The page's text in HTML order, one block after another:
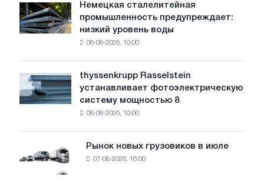
Немецкая
сталелитейная
промышленность
предупреждает:
воды
угрожает
безопасности
Немецкая сталелитейная
промышленность предупреждает:
низкий уровень воды
08-08-2026, 10:00
thyssenkrupp
Rasselstein
устанавливает
фотоэлектрическую
thyssenkrupp Rasselstein
устанавливает фотоэлектрическую
систему мощностью 8
08-08-2026, 10:00
Рынок
новых
грузовиков
Рынок новых грузовиков в июле
07-08-2026, 16:00